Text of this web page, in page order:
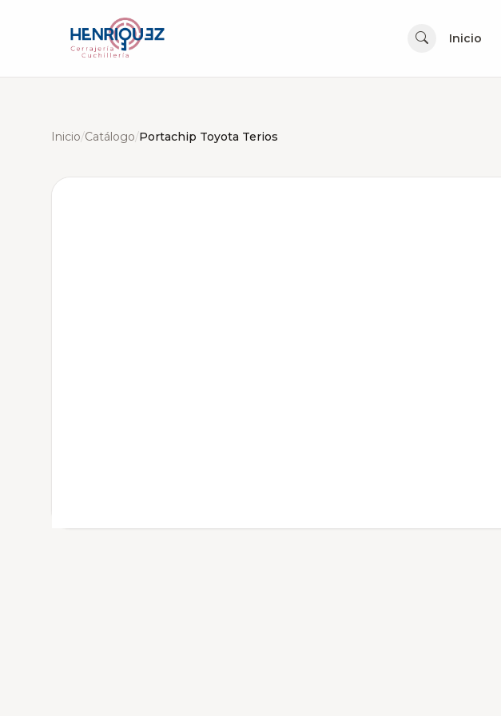
Inicio
Inicio/Catálogo/Portachip Toyota Terios